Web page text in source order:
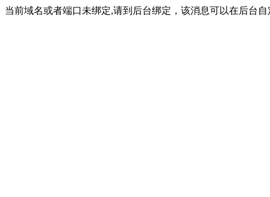
当前域名或者端口未绑定,请到后台绑定，该消息可以在后台自